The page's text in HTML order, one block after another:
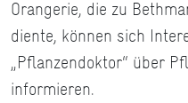
Orangerie, die zu
diente, können sich
„Pflanzendoktor“ über
informieren.